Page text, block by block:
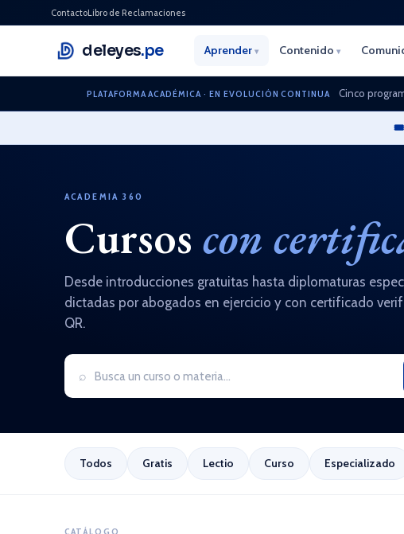
ContactoLibro de Reclamaciones
deleyes.pe Aprender ▾ Contenido ▾
PLATAFORMA ACADÉMICA · EN EVOLUCIÓN CONTINUA Cinco
🎟️
ACADEMIA 360
Cursos con
Desde introducciones gratuitas hasta diplomaturas
dictadas por abogados en ejercicio y con certificado
QR.
⌕
Todos Gratis Lectio Curso Especializado
CATÁLOGO